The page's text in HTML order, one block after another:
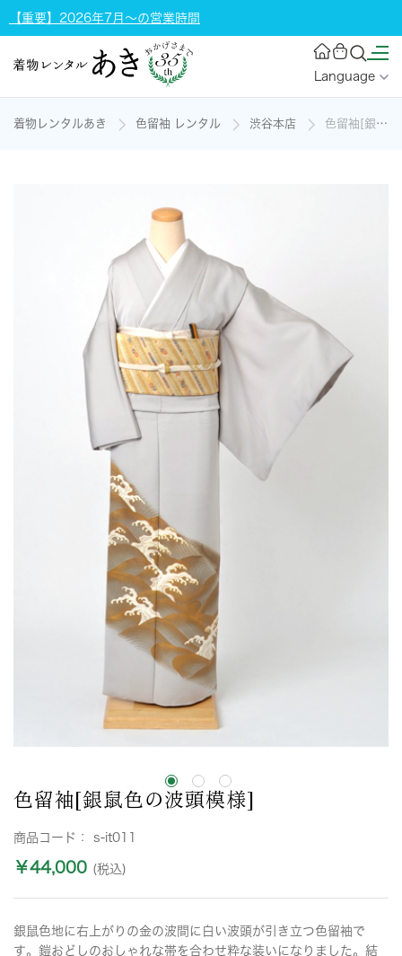
【重要】2026年7月～の営業時間
Language
着物レンタルあき 色留袖 レンタル 渋谷本店 色留袖[銀鼠色の波頭模様]の着物レンタル
色留袖[銀鼠色の波頭模様]
商品コード： s-it011
￥44,000 (税込)
銀鼠色地に右上がりの金の波間に白い波頭が引き立つ色留袖で
す。鎧おどしのおしゃれな帯を合わせ粋な装いになりました。結